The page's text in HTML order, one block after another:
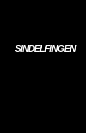
SINDELFINGEN